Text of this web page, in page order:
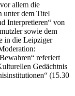
allem die
unter dem Titel
Interpretieren“ von
sowie dem
in die Leipziger
referiert
Gedächtnis
(15.30